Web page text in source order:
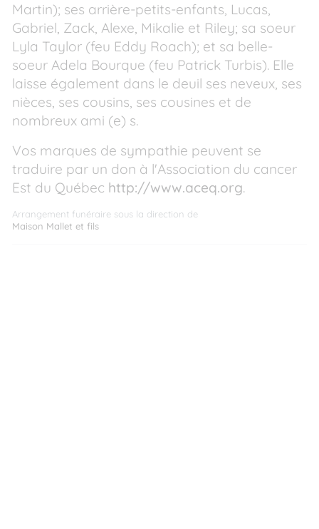
Martin); ses arrière-petits-enfants, Lucas,
Gabriel, Zack, Alexe, Mikalie et Riley; sa soeur
Lyla Taylor (feu Eddy Roach); et sa belle-
soeur Adela Bourque (feu Patrick Turbis). Elle
laisse également dans le deuil ses neveux, ses
nièces, ses cousins, ses cousines et de
nombreux ami (e) s.
Vos marques de sympathie peuvent se
traduire par un don à l'Association du cancer
Est du Québec http://www.aceq.org.
Arrangement funéraire sous la direction de
Maison Mallet et fils